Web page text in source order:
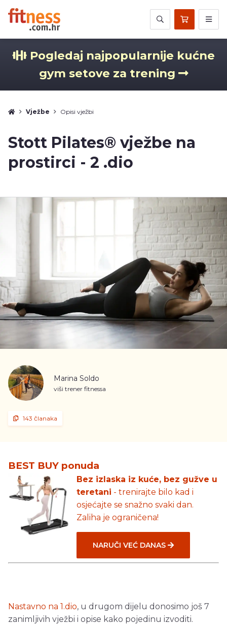
Pogledaj najpopularnije kućne
gym setove za trening
Vježbe Opisi vježbi
Stott Pilates® vježbe na
prostirci - 2 .dio
Marina Soldo
viši trener fitnessa
143 članaka
BEST BUY ponuda
Bez izlaska iz kuće, bez gužve u
teretani - trenirajte bilo kad i
osjećajte se snažno svaki dan.
Zaliha je ograničena!
NARUČI VEĆ DANAS
Nastavno na 1.dio, u drugom dijelu donosimo još 7
zanimljivih vježbi i opise kako pojedinu izvoditi.